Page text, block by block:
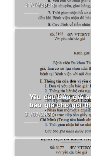
31/07/2026
Yêu cầu báo giá
báo giá cho gói
31/07/2026